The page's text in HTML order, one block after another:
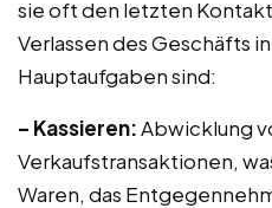
sie oft den letzten
Verlassen des Geschäfts
Hauptaufgaben sind:
– Kassieren:Abwicklung
Verkaufstransaktionen,
Waren, das